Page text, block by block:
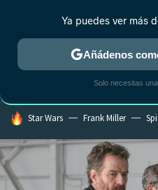
ESTRENOS REALITY
HOY SE HABLA DE
Star Wars Frank Miller
Ya puedes ver más
Añádenos
Solo necesitas